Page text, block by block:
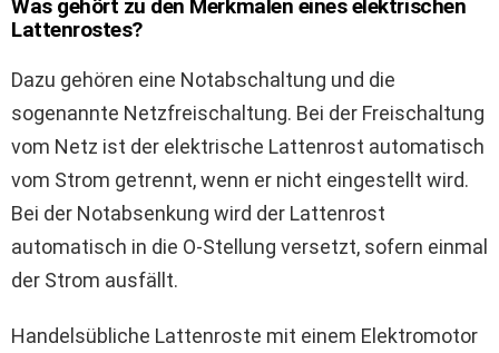
Was gehört zu den Merkmalen eines elektrischen
Lattenrostes?
Dazu gehören eine Notabschaltung und die
sogenannte Netzfreischaltung. Bei der Freischaltung
vom Netz ist der elektrische Lattenrost automatisch
vom Strom getrennt, wenn er nicht eingestellt wird.
Bei der Notabsenkung wird der Lattenrost
automatisch in die O-Stellung versetzt, sofern einmal
der Strom ausfällt.
Handelsübliche Lattenroste mit einem Elektromotor